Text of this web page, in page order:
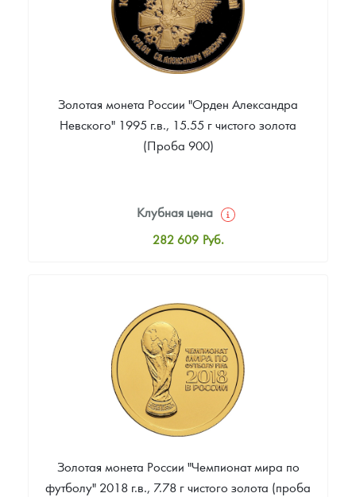
Золотая монета России "Орден Александра
Невского" 1995 г.в., 15.55 г чистого золота
(Проба 900)
Клубная цена
282 609 Руб.
Цена выкупа
Звоните
Золотая монета России "Чемпионат мира по
футболу" 2018 г.в., 7.78 г чистого золота (проба